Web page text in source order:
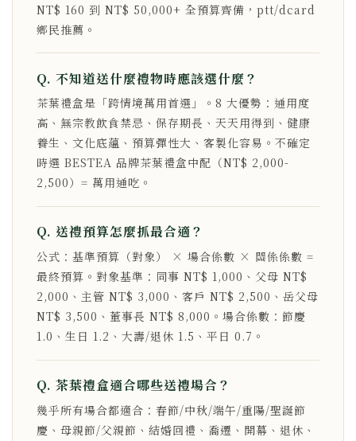
NT$ 160 到 NT$ 50,000+ 全預算齊備，ptt/dcard
鄉民推薦。
Q. 不知道送什麼禮物時應該選什麼？
茶葉禮盒是「跨情境萬用首選」。8 大優勢：通用度
高、無宗教飲食禁忌、保存期長、天天用得到、健康
養生、文化底蘊、預算彈性大、客製化容易。不確定
時選 BESTEA 品牌茶葉禮盒中配（NT$ 2,000-
2,500）= 萬用通吃。
Q. 送禮預算怎麼抓最合適？
公式：基準預算（對象） × 場合係數 × 關係係數 =
最終預算。對象基準：同事 NT$ 1,000、父母 NT$
2,000、主管 NT$ 3,000、客戶 NT$ 2,500、岳父母
NT$ 3,500、董事長 NT$ 8,000。場合係數：節慶
1.0、生日 1.2、大壽/退休 1.5、平日 0.7。
Q. 茶葉禮盒適合哪些送禮場合？
幾乎所有場合都適合：春節/中秋/端午/重陽/聖誕節
慶、母親節/父親節、結婚回禮、喬遷、開幕、退休、